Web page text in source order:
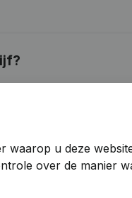
waarop u deze
over de manier